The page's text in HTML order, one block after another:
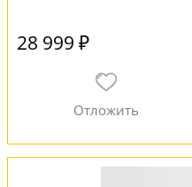
28 999 ₽